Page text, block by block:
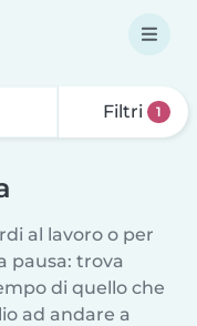
Filtri 1
al lavoro o per
pausa: trova
di quello che
ad andare a